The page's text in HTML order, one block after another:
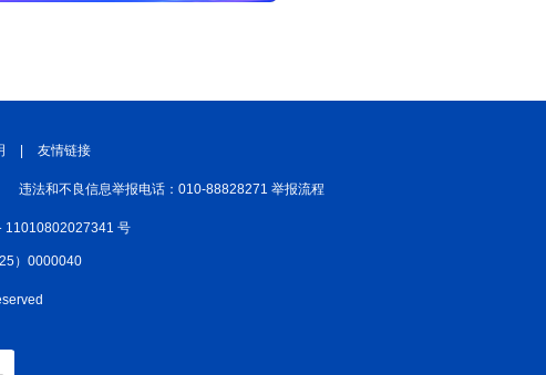
友情链接
违法和不良信息举报电话：010-88828271 举报流程
11010802027341 号
）0000040